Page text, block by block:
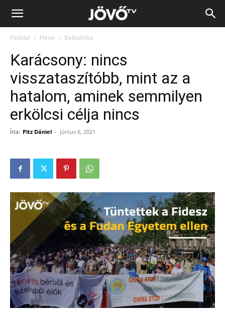
Jövő
Főoldal Hírek Belpolitika
Karácsony: nincs
visszataszítóbb, mint az a
hatalom, aminek semmilyen
erkölcsi célja nincs
Írta: Pitz Dániel - június 6, 2021